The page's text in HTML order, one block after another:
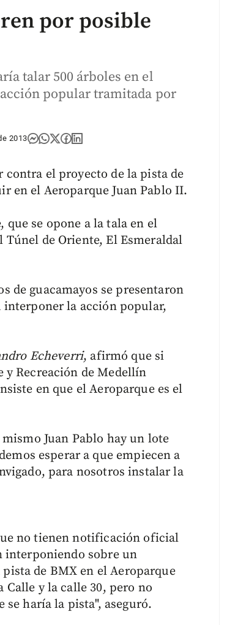
por posible
talar 500 árboles en el
popular tramitada por
2013
el proyecto de la pista de
en el Aeroparque Juan Pablo II.
se opone a la tala en el
de Oriente, El Esmeraldal
de guacamayos se presentaron
la acción popular,
Echeverri, afirmó que si
Recreación de Medellín
en que el Aeroparque es el
Juan Pablo hay un lote
esperar a que empiecen a
para nosotros instalar la
no tienen notificación oficial
interponiendo sobre un
de BMX en el Aeroparque
y la calle 30, pero no
haría la pista", aseguró.